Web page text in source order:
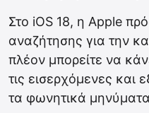
Στο iOS 18, η Apple
αναζήτησης για την
πλέον μπορείτε να
τις εισερχόμενες και
τα φωνητικά